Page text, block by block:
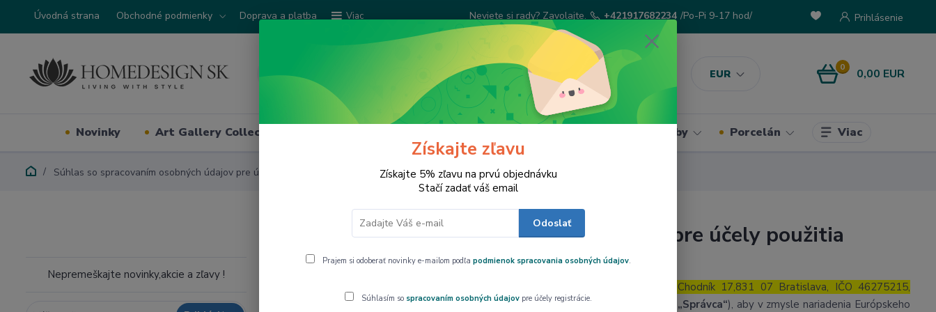
Úvodná strana Obchodné podmienky Doprava a platba Viac
EUR
Prihlásenie
Neviete si rady? Zavolajte. +421917682234 /Po-Pi 9-17 hod/
0 0,00 EUR
Novinky Art Gallery Collection Kuchynske potreby Porcelán Viac
Súhlas so spracovaním osobných údajov pre účely použitia funkcie Strážny pes
Nepremeškajte novinky,akcie a zľavy !
Súhlas so spracovaním osobných údajov pre účely použitia
funkcie Strážny pes
Udeľujete týmto súhlasSpoločnosť Homedesign SK,s.ro, so sídlom Čierny Chodník 17,831 07 Bratislava, IČO 46275215,
zapísaná na Okresným súdom BA ,oddiel: s.r.o.Vložka číslo 74716/B
„Správca“), aby v zmysle nariadenia Európskeho
Získajte zľavu
Získajte 5% zľavu na prvú objednávku
Stačí zadať váš email
Odoslať
Prajem si odoberať novinky e-mailom podľa podmienok spracovania osobných údajov.
Súhlasím so spracovaním osobných údajovpre účely registrácie.